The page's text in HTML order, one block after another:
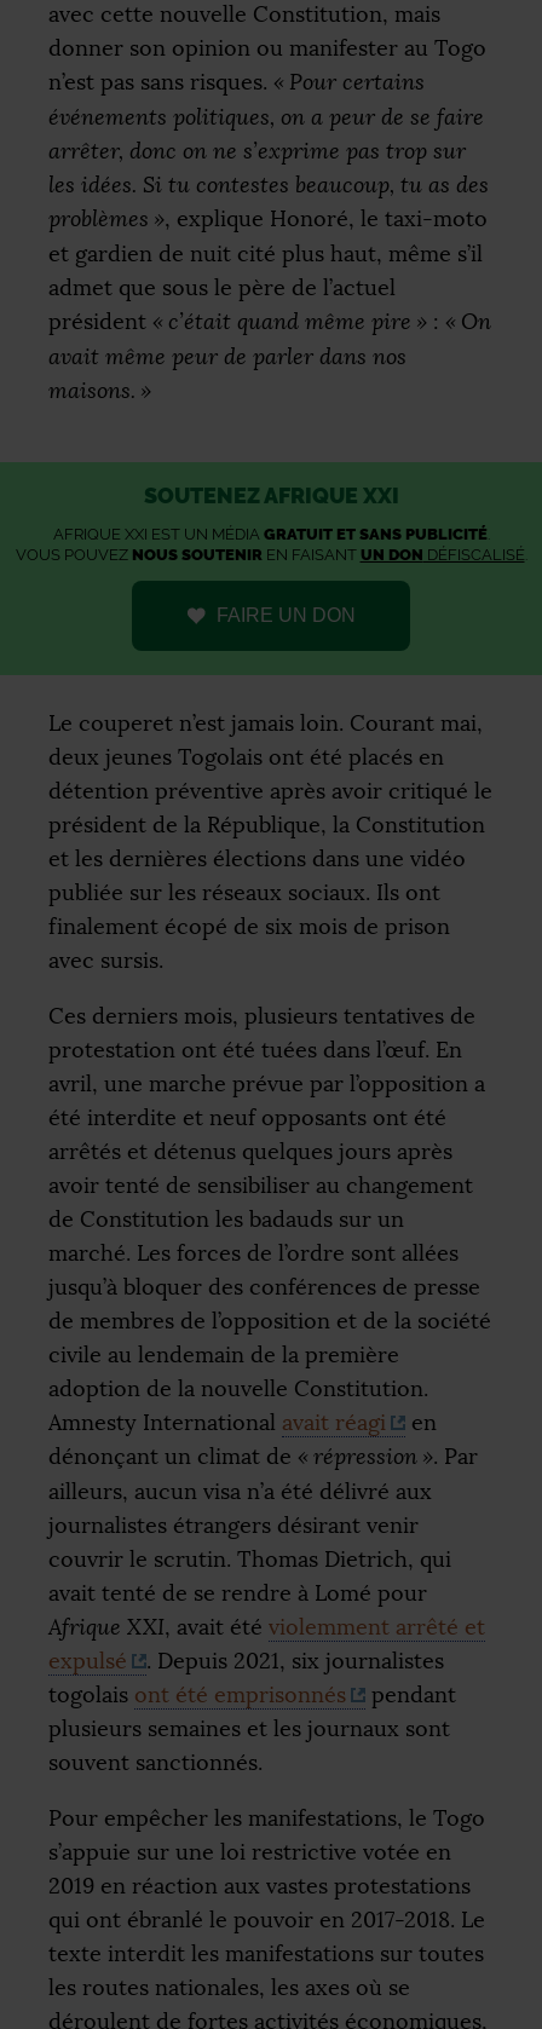
avec cette nouvelle Constitution, mais
donner son opinion ou manifester au Togo
n’est pas sans risques. « Pour certains
événements politiques, on a peur de se faire
arrêter, donc on ne s’exprime pas trop sur
les idées. Si tu contestes beaucoup, tu as des
problèmes », explique Honoré, le taxi-moto
et gardien de nuit cité plus haut, même s’il
admet que sous le père de l’actuel
président « c’était quand même pire » : « On
avait même peur de parler dans nos
maisons. »
SOUTENEZ AFRIQUE XXI
AFRIQUE XXI EST UN MÉDIA GRATUIT ET SANS PUBLICITÉ.
VOUS POUVEZ NOUS SOUTENIR EN FAISANT UN DON DÉFISCALISÉ
FAIRE UN DON
Le couperet n’est jamais loin. Courant mai,
deux jeunes Togolais ont été placés en
détention préventive après avoir critiqué le
président de la République, la Constitution
et les dernières élections dans une vidéo
publiée sur les réseaux sociaux. Ils ont
finalement écopé de six mois de prison
avec sursis.
Ces derniers mois, plusieurs tentatives de
protestation ont été tuées dans l’œuf. En
avril, une marche prévue par l’opposition a
été interdite et neuf opposants ont été
arrêtés et détenus quelques jours après
avoir tenté de sensibiliser au changement
de Constitution les badauds sur un
marché. Les forces de l’ordre sont allées
jusqu’à bloquer des conférences de presse
de membres de l’opposition et de la société
civile au lendemain de la première
adoption de la nouvelle Constitution.
Amnesty International avait réagi
en
dénonçant un climat de « répression ». Par
ailleurs, aucun visa n’a été délivré aux
journalistes étrangers désirant venir
couvrir le scrutin. Thomas Dietrich, qui
avait tenté de se rendre à Lomé pour
Afrique XXI, avait été violemment arrêté et
expulsé
. Depuis 2021, six journalistes
togolais ont été emprisonnés
pendant
plusieurs semaines et les journaux sont
souvent sanctionnés.
Pour empêcher les manifestations, le Togo
s’appuie sur une loi restrictive votée en
2019 en réaction aux vastes protestations
qui ont ébranlé le pouvoir en 2017-2018. Le
texte interdit les manifestations sur toutes
les routes nationales, les axes où se
déroulent de fortes activités économiques,